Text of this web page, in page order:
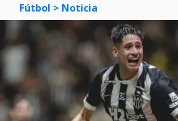
Fútbol > Noticia